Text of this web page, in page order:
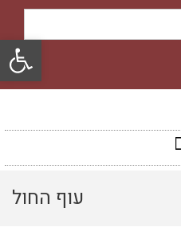
עוף החול
פתח